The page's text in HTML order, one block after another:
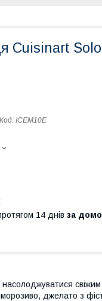
Cuisinart
Код: ICEM10E
14 днів за
джелато з